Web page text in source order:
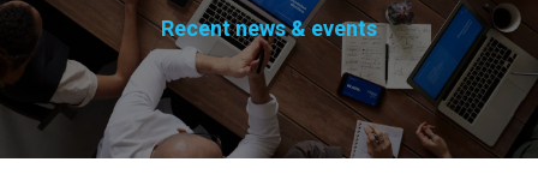
Recent news & events